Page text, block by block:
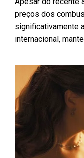
preços dos
significativamente
internacional,